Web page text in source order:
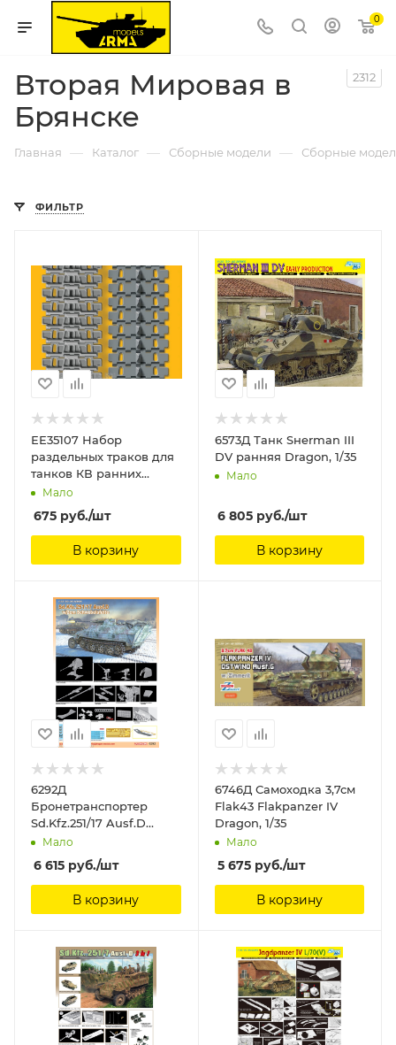
0
Вторая Мировая в
Брянске
2312
Главная — Каталог — Сборные модели — Сборные
ФИЛЬТР
ЕЕ35107 Набор
раздельных траков для
танков КВ ранних
серий Восточный
экспресс, 1/35
Мало
675 руб./шт
В корзину
6573Д Танк Sнerman III
DV ранняя Dragon, 1/35
Мало
6 805руб./шт
В корзину
6292Д
Бронетранспортер
Sd.Kfz.251/17 Ausf.D
Dragon, 1/35
Мало
6 615 руб./шт
В корзину
6746Д Самоходка 3,7см
Flak43 Flakpanzer IV
Dragon, 1/35
Мало
5 675руб./шт
В корзину